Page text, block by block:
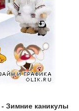
Зимние каникулы